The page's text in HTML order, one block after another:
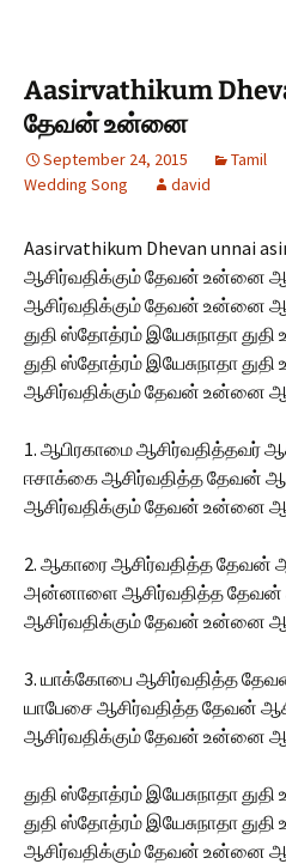
Aasirvathikum
தேவன் உன்னை
September 24, 2015 Tamil
Wedding Song
david
Aasirvathikum Dhevan unnai
ஆசிர்வதிக்கும் தேவன் உன்னை
ஆசிர்வதிக்கும் தேவன் உன்னை
துதி ஸ்தோத்ரம் இயேசுநாதா
துதி ஸ்தோத்ரம் இயேசுநாதா
ஆசிர்வதிக்கும் தேவன் உன்னை
1. ஆபிரகாமை ஆசிர்வதித்தவர்
ஈசாக்கை ஆசிர்வதித்த தேவன்
ஆசிர்வதிக்கும் தேவன் உன்னை
2. ஆகாரை ஆசிர்வதித்த தேவன்
அன்னாளை ஆசிர்வதித்த தேவன்
ஆசிர்வதிக்கும் தேவன் உன்னை
3. யாக்கோபை ஆசிர்வதித்த
யாபேசை ஆசிர்வதித்த தேவன்
ஆசிர்வதிக்கும் தேவன் உன்னை
துதி ஸ்தோத்ரம் இயேசுநாதா
துதி ஸ்தோத்ரம் இயேசுநாதா
ஆசிர்வதிக்கும் தேவன் உன்னை